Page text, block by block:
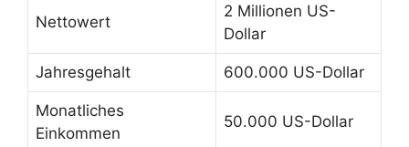
Nettowert
2 Millionen US-
Dollar
Jahresgehalt 600.000 US-Dollar
Monatliches
Einkommen
50.000 US-Dollar